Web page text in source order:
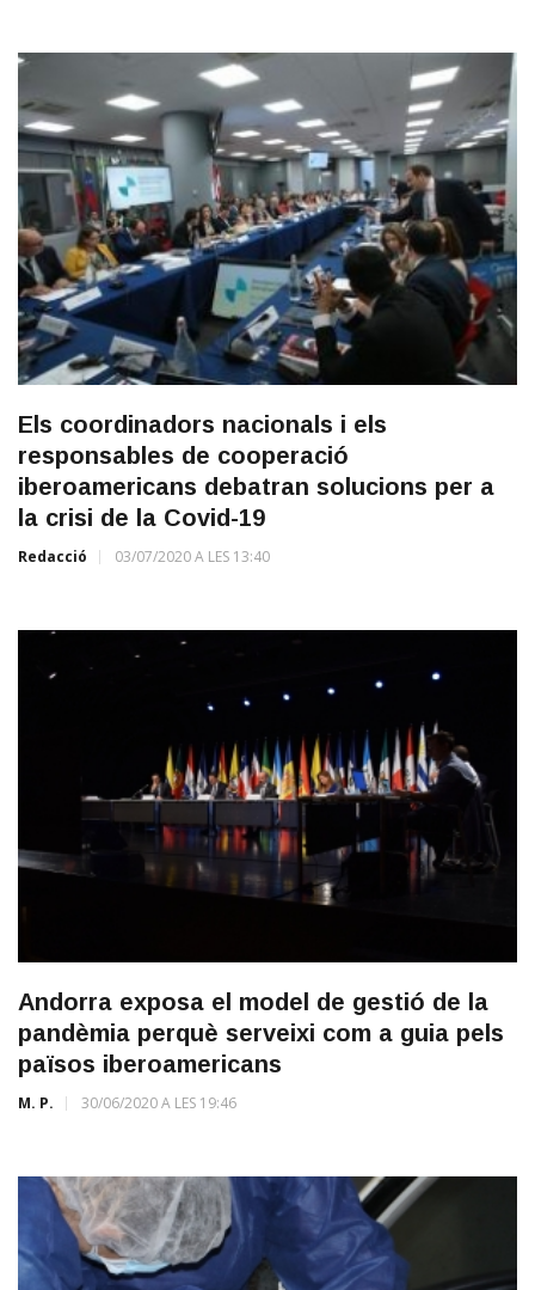
Els coordinadors nacionals i els
responsables de cooperació
iberoamericans debatran solucions per a
la crisi de la Covid-19
Redacció 03/07/2020 A LES 13:40
Andorra exposa el model de gestió de la
pandèmia perquè serveixi com a guia pels
països iberoamericans
M. P. 30/06/2020 A LES 19:46